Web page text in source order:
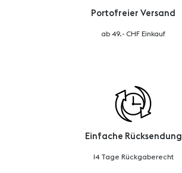
Portofreier Versand
ab 49.- CHF Einkauf
Einfache Rücksendung
14 Tage Rückgaberecht